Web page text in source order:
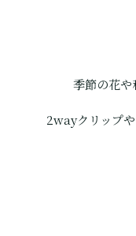
季節の花や
2wayクリップ